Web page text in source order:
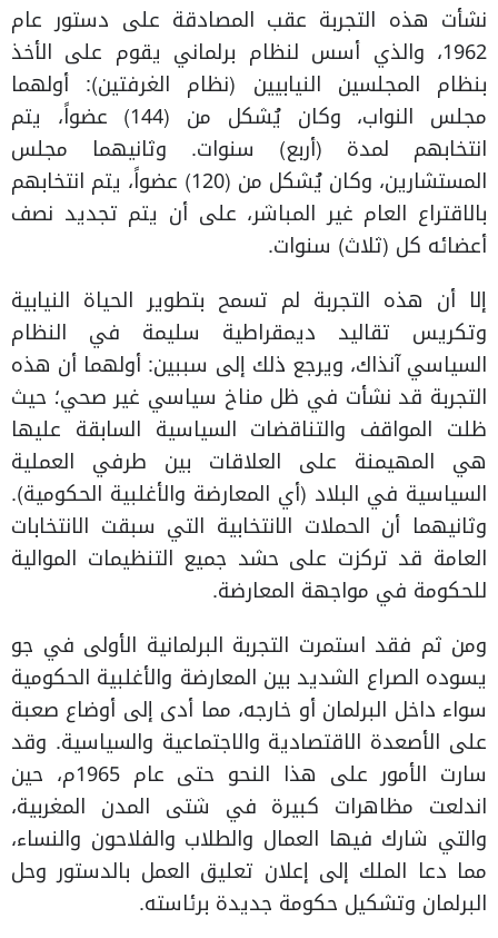
نشأت هذه التجربة عقب المصادقة على دستور عام
1962، والذي أسس لنظام برلماني يقوم على الأخذ
بنظام المجلسين النيابيين (نظام الغرفتين): أولهما
مجلس النواب، وكان يُشكل من (144) عضواً، يتم
انتخابهم لمدة (أربع) سنوات. وثانيهما مجلس
المستشارين، وكان يُشكل من (120) عضواً، يتم انتخابهم
بالاقتراع العام غير المباشر، على أن يتم تجديد نصف
أعضائه كل (ثلاث) سنوات.
إلا أن هذه التجربة لم تسمح بتطوير الحياة النيابية
وتكريس تقاليد ديمقراطية سليمة في النظام
السياسي آنذاك، ويرجع ذلك إلى سببين: أولهما أن هذه
التجربة قد نشأت في ظل مناخ سياسي غير صحي؛ حيث
ظلت المواقف والتناقضات السياسية السابقة عليها
هي المهيمنة على العلاقات بين طرفي العملية
السياسية في البلاد (أي المعارضة والأغلبية الحكومية).
وثانيهما أن الحملات الانتخابية التي سبقت الانتخابات
العامة قد تركزت على حشد جميع التنظيمات الموالية
للحكومة في مواجهة المعارضة.
ومن ثم فقد استمرت التجربة البرلمانية الأولى في جو
يسوده الصراع الشديد بين المعارضة والأغلبية الحكومية
سواء داخل البرلمان أو خارجه، مما أدى إلى أوضاع صعبة
على الأصعدة الاقتصادية والاجتماعية والسياسية. وقد
سارت الأمور على هذا النحو حتى عام 1965م، حين
اندلعت مظاهرات كبيرة في شتى المدن المغربية،
والتي شارك فيها العمال والطلاب والفلاحون والنساء،
مما دعا الملك إلى إعلان تعليق العمل بالدستور وحل
البرلمان وتشكيل حكومة جديدة برئاسته.